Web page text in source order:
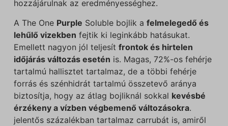
hozzájárulnak az eredményességhez.
A The One Purple Soluble bojlik a felmelegedő és
lehűlő vizekben fejtik ki leginkább hatásukat.
Emellett nagyon jól teljesít frontok és hirtelen
időjárás változás esetén is. Magas, 72%-os fehérje
tartalmú hallisztet tartalmaz, de a többi fehérje
forrás és szénhidrát tartalmú összetevő aránya
biztosítja, hogy az átlag bojliknál sokkal kevésbé
érzékeny a vízben végbemenő változásokra.
jelentős százalékban tartalmaz carrubát is, amiről